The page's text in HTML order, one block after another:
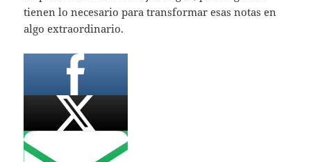
tienen lo necesario para transformar esas notas en
algo extraordinario.